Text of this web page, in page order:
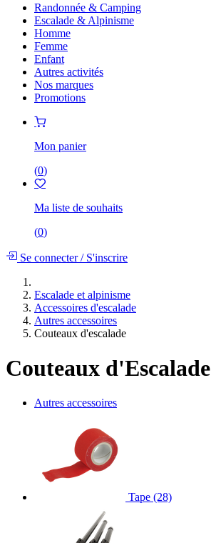
Randonnée & Camping
Escalade & Alpinisme
Homme
Femme
Enfant
Autres activités
Nos marques
Promotions
Mon panier
(0)
Ma liste de souhaits
(0)
Se connecter/S'inscrire
Escalade et alpinisme
Accessoires d'escalade
Autres accessoires
Couteaux d'escalade
Couteaux d'Escalade
Autres accessoires
Tape (28)